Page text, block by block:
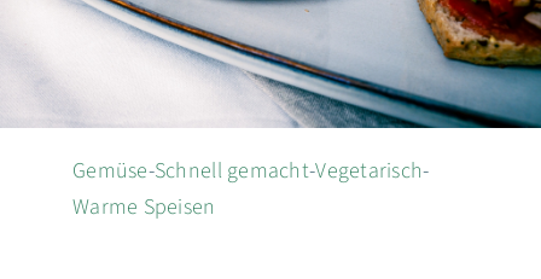
Gemüse-Schnell gemacht-Vegetarisch-
Warme Speisen